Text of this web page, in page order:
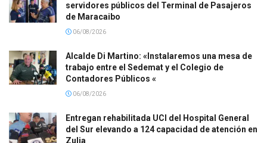
servidores públicos del Terminal de Pasajeros
de Maracaibo
06/08/2026
Alcalde Di Martino: «Instalaremos una mesa de
trabajo entre el Sedemat y el Colegio de
Contadores Públicos «
06/08/2026
Entregan rehabilitada UCI del Hospital General
del Sur elevando a 124 capacidad de atención en
Zulia